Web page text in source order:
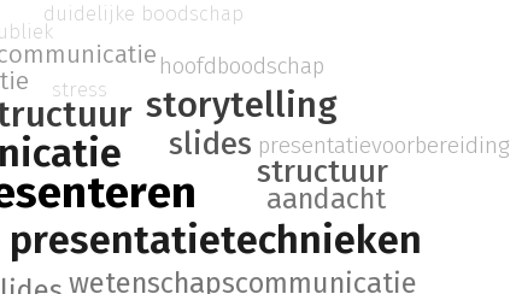
presentatietechnieken
storytelling
slides
structuur
aandacht
wetenschapscommunicatie
presentatievoorbereiding
hoofdboodschap
stress
duidelijke boodschap